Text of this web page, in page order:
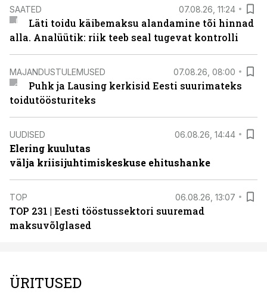
SAATED 07.08.26, 11:24
Läti toidu käibemaksu alandamine tõi hinnad
alla. Analüütik: riik teeb seal tugevat kontrolli
MAJANDUSTULEMUSED 07.08.26, 08:00
Puhk ja Lausing kerkisid Eesti suurimateks
toidutöösturiteks
UUDISED 06.08.26, 14:44
Elering kuulutas
välja kriisijuhtimiskeskuse ehitushanke
TOP 06.08.26, 13:07
TOP 231 | Eesti tööstussektori suuremad
maksuvõlglased
ÜRITUSED